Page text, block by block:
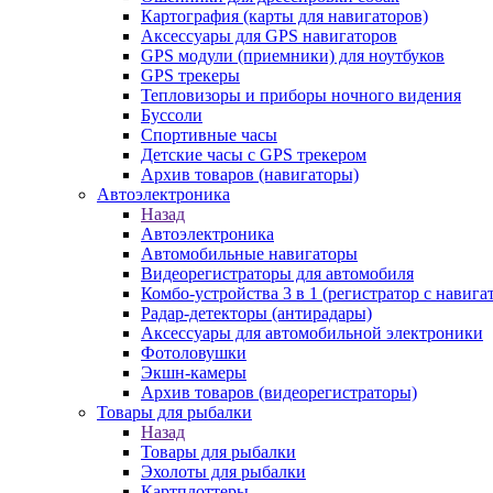
Картография (карты для навигаторов)
Аксессуары для GPS навигаторов
GPS модули (приемники) для ноутбуков
GPS трекеры
Тепловизоры и приборы ночного видения
Буссоли
Спортивные часы
Детские часы с GPS трекером
Архив товаров (навигаторы)
Автоэлектроника
Назад
Автоэлектроника
Автомобильные навигаторы
Видеорегистраторы для автомобиля
Комбо-устройства 3 в 1 (регистратор с
Радар-детекторы (антирадары)
Аксессуары для автомобильной электроники
Фотоловушки
Экшн-камеры
Архив товаров (видеорегистраторы)
Товары для рыбалки
Назад
Товары для рыбалки
Эхолоты для рыбалки